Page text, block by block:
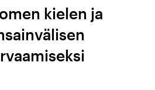
kielen ja